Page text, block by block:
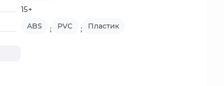
15+
ABS ; PVC ; Пластик